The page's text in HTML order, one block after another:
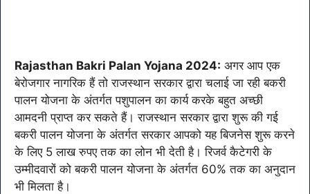
Rajasthan Bakri Palan Yojana 2024: अगर आप एक
बेरोजगार नागरिक हैं तो राजस्थान सरकार द्वारा चलाई जा रही बकरी
पालन योजना के अंतर्गत पशुपालन का कार्य करके बहुत अच्छी
आमदनी प्राप्त कर सकते हैं। राजस्थान सरकार द्वारा शुरू की गई
बकरी पालन योजना के अंतर्गत सरकार आपको यह बिजनेस शुरू करने
के लिए 5 लाख रुपए तक का लोन भी देती है। रिजर्व कैटेगरी के
उम्मीदवारों को बकरी पालन योजना के अंतर्गत 60% तक का अनुदान
भी मिलता है।